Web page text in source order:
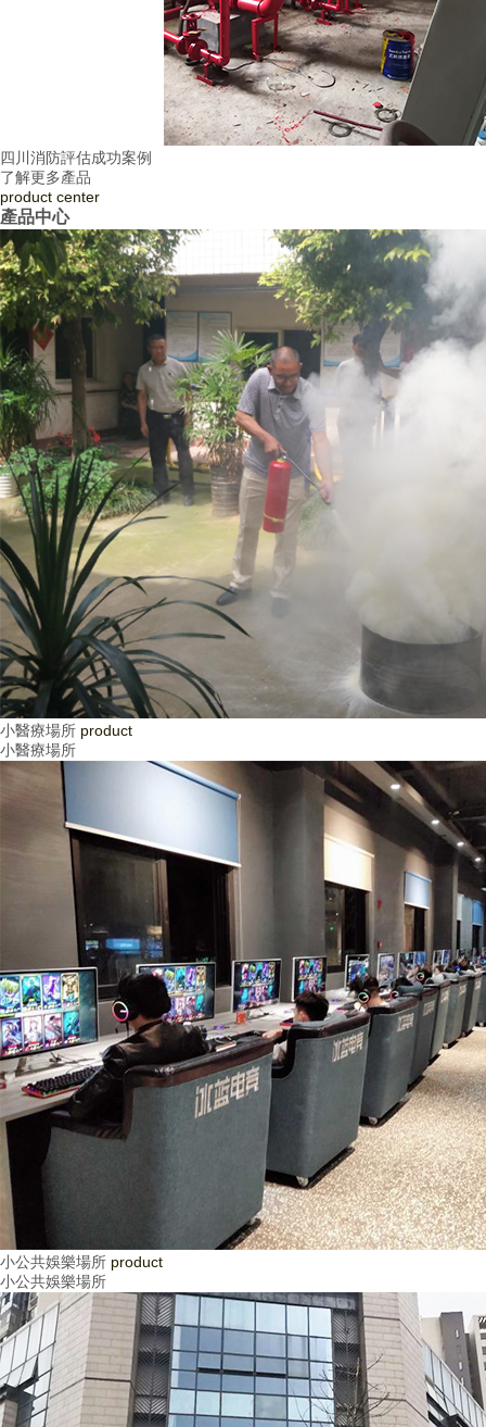
四川消防評估成功案例
了解更多產品
product center
產品中心
小醫療場所 product
小醫療場所
小公共娛樂場所 product
小公共娛樂場所